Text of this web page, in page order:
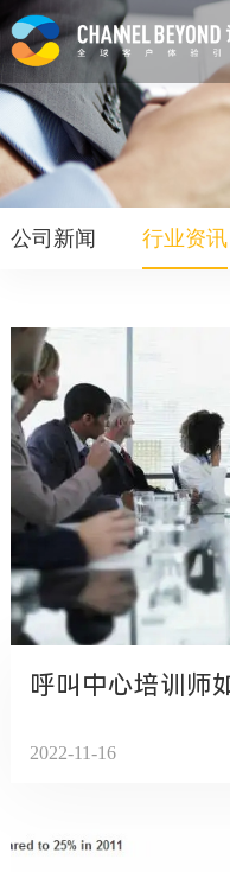
公司新闻 行业资讯
呼叫中心培训师
2022-11-16